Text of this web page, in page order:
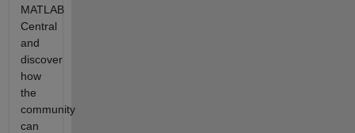
MATLAB
Central
and
discover
how
the
community
can